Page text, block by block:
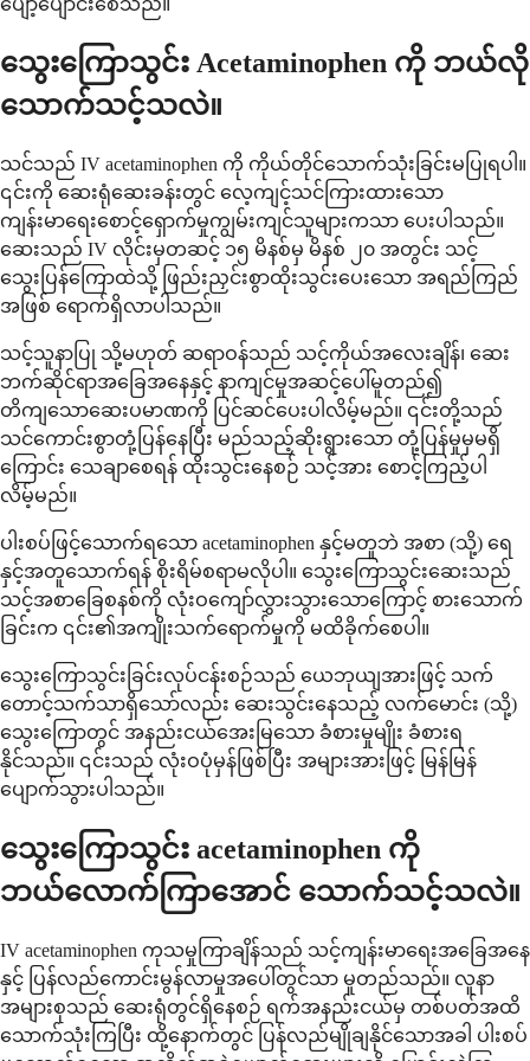
သွေးကြောသွင်း Acetaminophen ကို ဘယ်လို
သောက်သင့်သလဲ။
သင်သည် IV acetaminophen ကို ကိုယ်တိုင်သောက်သုံးခြင်းမပြုရပါ။
၎င်းကို ဆေးရုံဆေးခန်းတွင် လေ့ကျင့်သင်ကြားထားသော
ကျန်းမာရေးစောင့်ရှောက်မှုကျွမ်းကျင်သူများကသာ ပေးပါသည်။
ဆေးသည် IV လိုင်းမှတဆင့် ၁၅ မိနစ်မှ မိနစ် ၂၀ အတွင်း သင့်
သွေးပြန်ကြောထဲသို့ ဖြည်းညှင်းစွာထိုးသွင်းပေးသော အရည်ကြည်
အဖြစ် ရောက်ရှိလာပါသည်။
သင့်သူနာပြု သို့မဟုတ် ဆရာဝန်သည် သင့်ကိုယ်အလေးချိန်၊ ဆေး
ဘက်ဆိုင်ရာအခြေအနေနှင့် နာကျင်မှုအဆင့်ပေါ်မူတည်၍
တိကျသောဆေးပမာဏကို ပြင်ဆင်ပေးပါလိမ့်မည်။ ၎င်းတို့သည်
သင်ကောင်းစွာတုံ့ပြန်နေပြီး မည်သည့်ဆိုးရွားသော တုံ့ပြန်မှုမှမရှိ
ကြောင်း သေချာစေရန် ထိုးသွင်းနေစဉ် သင့်အား စောင့်ကြည့်ပါ
လိမ့်မည်။
ပါးစပ်ဖြင့်သောက်ရသော acetaminophen နှင့်မတူဘဲ အစာ (သို့) ရေ
နှင့်အတူသောက်ရန် စိုးရိမ်စရာမလိုပါ။ သွေးကြောသွင်းဆေးသည်
သင့်အစာခြေစနစ်ကို လုံးဝကျော်လွှားသွားသောကြောင့် စားသောက်
ခြင်းက ၎င်း၏အကျိုးသက်ရောက်မှုကို မထိခိုက်စေပါ။
သွေးကြောသွင်းခြင်းလုပ်ငန်းစဉ်သည် ယေဘုယျအားဖြင့် သက်
တောင့်သက်သာရှိသော်လည်း ဆေးသွင်းနေသည့် လက်မောင်း (သို့)
သွေးကြောတွင် အနည်းငယ်အေးမြသော ခံစားမှုမျိုး ခံစားရ
နိုင်သည်။ ၎င်းသည် လုံးဝပုံမှန်ဖြစ်ပြီး အများအားဖြင့် မြန်မြန်
ပျောက်သွားပါသည်။
သွေးကြောသွင်း acetaminophen ကို
ဘယ်လောက်ကြာအောင် သောက်သင့်သလဲ။
IV acetaminophen ကုသမှုကြာချိန်သည် သင့်ကျန်းမာရေးအခြေအနေ
နှင့် ပြန်လည်ကောင်းမွန်လာမှုအပေါ်တွင်သာ မူတည်သည်။ လူနာ
အများစုသည် ဆေးရုံတွင်ရှိနေစဉ် ရက်အနည်းငယ်မှ တစ်ပတ်အထိ
သောက်သုံးကြပြီး ထို့နောက်တွင် ပြန်လည်မျိုချနိုင်သောအခါ ပါးစပ်